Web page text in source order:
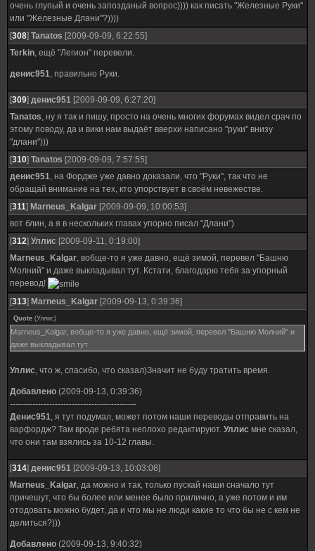
очень глупый и очень запозданый вопрос)))) как писать "Железные Руки"
или "Железные Длани"?))))
[308] Tanatos [2009-09-09, 6:22:55]
Terkin, ещё "Легион" перевели.
денис951, правильно Руки.
[309] денис951 [2009-09-09, 6:27:20]
Tanatos, ну я так и пишу, просто на очень многих форумах видел срач по
этому поводу, да и вики нам выдаёт вверхи написано "руки" внизу
"длани")))
[310] Tanatos [2009-09-09, 7:57:55]
денис951, на Фордже уже давно доказали, что "Руки", так что не
обращай внимание на тех, кто упорствует в своём невежестве.
[311] Marneus_Kalgar [2009-09-09, 10:00:53]
вот блин, а я в нескольких главах упорно писал "Длани")
[312] Уллис [2009-09-11, 0:19:00]
Marneus_Kalgar, вобще-то я уже давно, ещё зимой, перевел "Башню
Молний" и даже выкладывал тут. Кстати, благодарю тебя за упорный
перевод!
[313] Marneus_Kalgar [2009-09-13, 0:39:36]
Quote (Уллис)
Marneus_Kalgar, вобще-то я уже давно, ещё зимой, перевел "Башню Молний" и
даже выкладывал тут
Уллис, что ж, спасибо, что сказал)Значит не буду тратить время.
Добавлено (2009-09-13, 0:39:36)
---------------------------------------------
Денис951, я тут подумал, может потом наши переводы отправить на
варфордж? Там вроде ребята неплохо редактируют. Уллис мне сказал,
что они там взялись за 10-12 главы.
[314] денис951 [2009-09-13, 10:03:08]
Marneus_Kalgar, да можно и так, только пускай наши сначало тут
причешут, что бы более или менее было прилично, а уже потом и им
отодовать можно будет, да и что мы не люди какие то что бы не с кем не
делиться?)))
Добавлено (2009-09-13, 9:40:32)